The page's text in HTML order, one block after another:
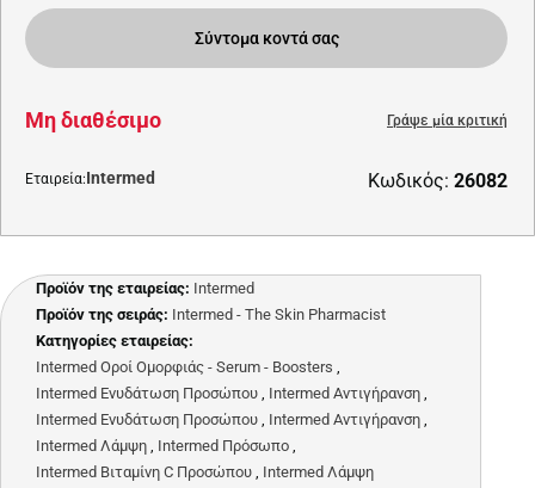
Σύντομα κοντά σας
Εταιρεία:Intermed Κωδικός: 26082
Μη διαθέσιμο Γράψε μία κριτική
Προϊόν της εταιρείας: Intermed
Προϊόν της σειράς: Intermed - The Skin Pharmacist
Κατηγορίες εταιρείας:
Intermed Οροί Ομορφιάς - Serum - Boosters ,
Intermed Ενυδάτωση Προσώπου , Intermed Αντιγήρανση ,
Intermed Ενυδάτωση Προσώπου , Intermed Αντιγήρανση ,
Intermed Λάμψη , Intermed Πρόσωπο ,
Intermed Βιταμίνη C Προσώπου , Intermed Λάμψη